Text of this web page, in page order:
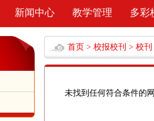
新闻中心 教学管理 多彩
首页 > 校报校刊 > 校刊
未找到任何符合条件的